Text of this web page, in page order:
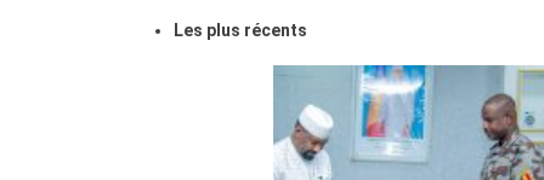
Les plus récents